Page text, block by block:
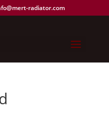
radiator.com